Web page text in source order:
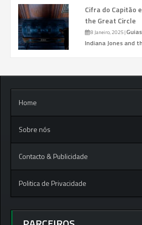
Cifra do Capitão
the Great Circle
8 Janeiro, 2025|
Indiana Jones and
Home
Sobre nós
Contacto & Publicidade
Politica de Privacidade